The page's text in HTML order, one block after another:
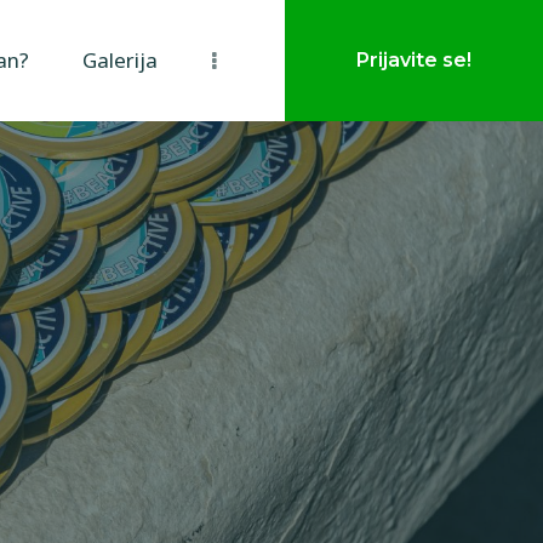
Galerija Prijavite se!